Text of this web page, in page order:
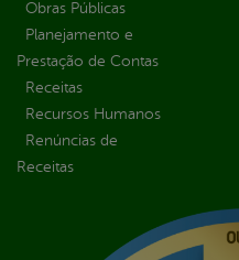
Obras Públicas
Planejamento e
Prestação de Contas
Receitas
Recursos Humanos
Renúncias de
Receitas